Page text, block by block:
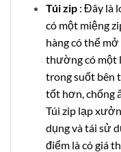
Túi zip : Đây là
có một miệng
hàng có thể
thường có một
trong suốt bên
tốt hơn, chống
Túi zip lạp
dụng và tái sử
điểm là có giá